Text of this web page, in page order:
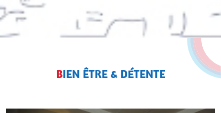
BIEN ÊTRE & DÉTENTE